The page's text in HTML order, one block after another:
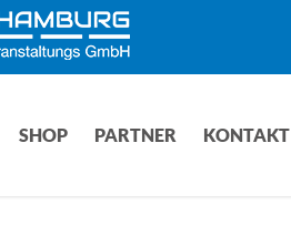
SHOP PARTNER KONTAKT